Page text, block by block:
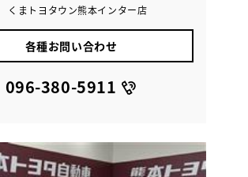
まトヨタウン熊本インター店
各種お問い合わせ
096-380-5911